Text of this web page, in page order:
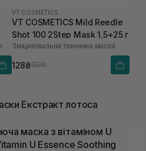
VT COSMETICS
VT COSMETICS Mild Reedle
Shot 100 2Step Mask 1,5+25 г
Зміцнювальна тканинна маска
128₴150₴
Екстракт лотоса
маска з вітаміном U
U Essence Soothing